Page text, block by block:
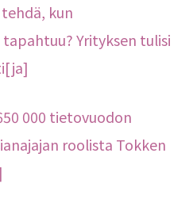
kun
Yrityksen tulisi
000 tietovuodon
roolista Tokken